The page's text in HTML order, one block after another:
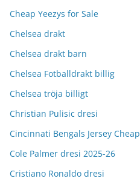
Cheap Yeezys for Sale
Chelsea drakt
Chelsea drakt barn
Chelsea Fotballdrakt billig
Chelsea tröja billigt
Christian Pulisic dresi
Cincinnati Bengals Jersey Cheap
Cole Palmer dresi 2025-26
Cristiano Ronaldo dresi